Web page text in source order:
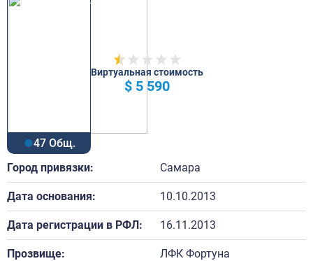
47 Общ.
Виртуальная стоимость
$ 5 590
Город привязки: Самара
Дата основания: 10.10.2013
Дата регистрации в РФЛ: 16.11.2013
Прозвище:
ЛФК Фортуна